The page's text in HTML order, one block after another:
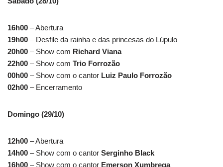
16h00 – Abertura
19h00 – Desfile da rainha e das princesas do Lúpulo
20h00 – Show com Richard Viana
22h00 – Show com Trio Forrozão
00h00 – Show com o cantor Luiz Paulo Forrozão
02h00 – Encerramento
Domingo (29/10)
12h00 – Abertura
14h00 – Show com o cantor Serginho Black
16h00 – Show com o cantor Emerson Xumbrega